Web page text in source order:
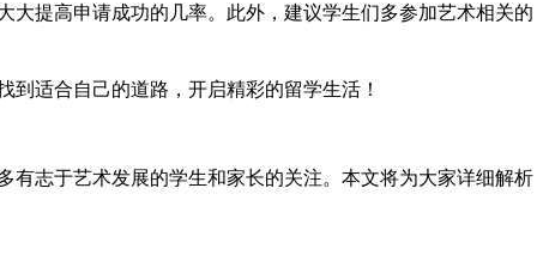
提高申请成功的几率。此外，建议学生们多参加艺术相关的
适合自己的道路，开启精彩的留学生活！
有志于艺术发展的学生和家长的关注。本文将为大家详细解析